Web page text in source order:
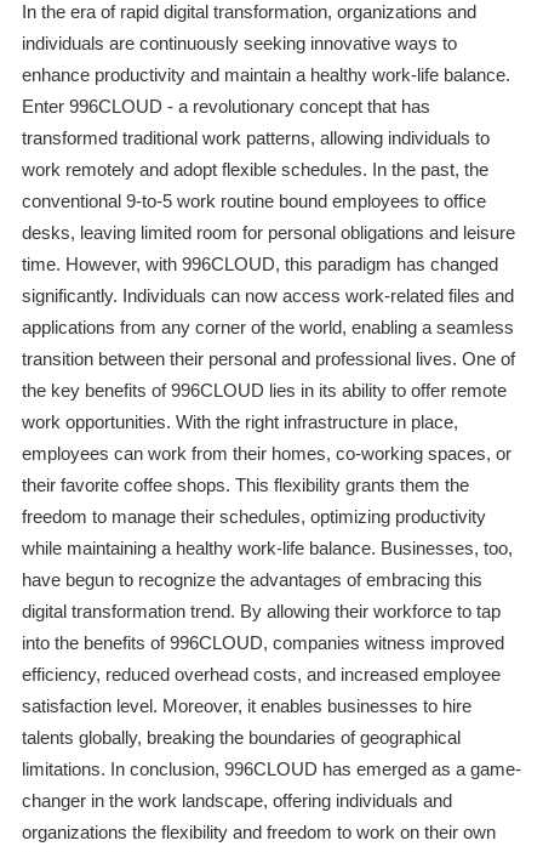
In the era of rapid digital transformation, organizations and
individuals are continuously seeking innovative ways to
enhance productivity and maintain a healthy work-life balance.
Enter 996CLOUD - a revolutionary concept that has
transformed traditional work patterns, allowing individuals to
work remotely and adopt flexible schedules. In the past, the
conventional 9-to-5 work routine bound employees to office
desks, leaving limited room for personal obligations and leisure
time. However, with 996CLOUD, this paradigm has changed
significantly. Individuals can now access work-related files and
applications from any corner of the world, enabling a seamless
transition between their personal and professional lives. One of
the key benefits of 996CLOUD lies in its ability to offer remote
work opportunities. With the right infrastructure in place,
employees can work from their homes, co-working spaces, or
their favorite coffee shops. This flexibility grants them the
freedom to manage their schedules, optimizing productivity
while maintaining a healthy work-life balance. Businesses, too,
have begun to recognize the advantages of embracing this
digital transformation trend. By allowing their workforce to tap
into the benefits of 996CLOUD, companies witness improved
efficiency, reduced overhead costs, and increased employee
satisfaction level. Moreover, it enables businesses to hire
talents globally, breaking the boundaries of geographical
limitations. In conclusion, 996CLOUD has emerged as a game-
changer in the work landscape, offering individuals and
organizations the flexibility and freedom to work on their own